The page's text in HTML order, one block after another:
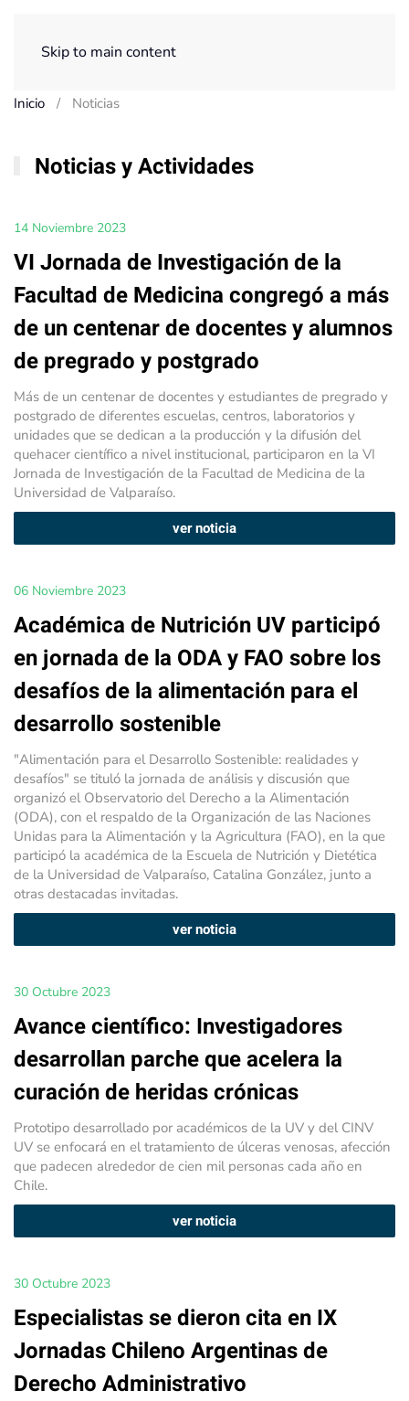
Skip to main content
Inicio Noticias
Noticias y Actividades
14 Noviembre 2023
VI Jornada de Investigación de la
Facultad de Medicina congregó a más
de un centenar de docentes y alumnos
de pregrado y postgrado
Más de un centenar de docentes y estudiantes de pregrado y
postgrado de diferentes escuelas, centros, laboratorios y
unidades que se dedican a la producción y la difusión del
quehacer científico a nivel institucional, participaron en la VI
Jornada de Investigación de la Facultad de Medicina de la
Universidad de Valparaíso.
ver noticia
06 Noviembre 2023
Académica de Nutrición UV participó
en jornada de la ODA y FAO sobre los
desafíos de la alimentación para el
desarrollo sostenible
"Alimentación para el Desarrollo Sostenible: realidades y
desafíos" se tituló la jornada de análisis y discusión que
organizó el Observatorio del Derecho a la Alimentación
(ODA), con el respaldo de la Organización de las Naciones
Unidas para la Alimentación y la Agricultura (FAO), en la que
participó la académica de la Escuela de Nutrición y Dietética
de la Universidad de Valparaíso, Catalina González, junto a
otras destacadas invitadas.
ver noticia
30 Octubre 2023
Avance científico: Investigadores
desarrollan parche que acelera la
curación de heridas crónicas
Prototipo desarrollado por académicos de la UV y del CINV
UV se enfocará en el tratamiento de úlceras venosas, afección
que padecen alrededor de cien mil personas cada año en
Chile.
ver noticia
30 Octubre 2023
Especialistas se dieron cita en IX
Jornadas Chileno Argentinas de
Derecho Administrativo